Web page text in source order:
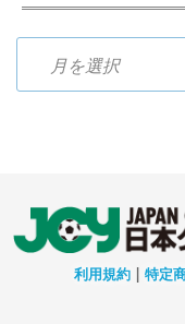
利用規約 | 特定